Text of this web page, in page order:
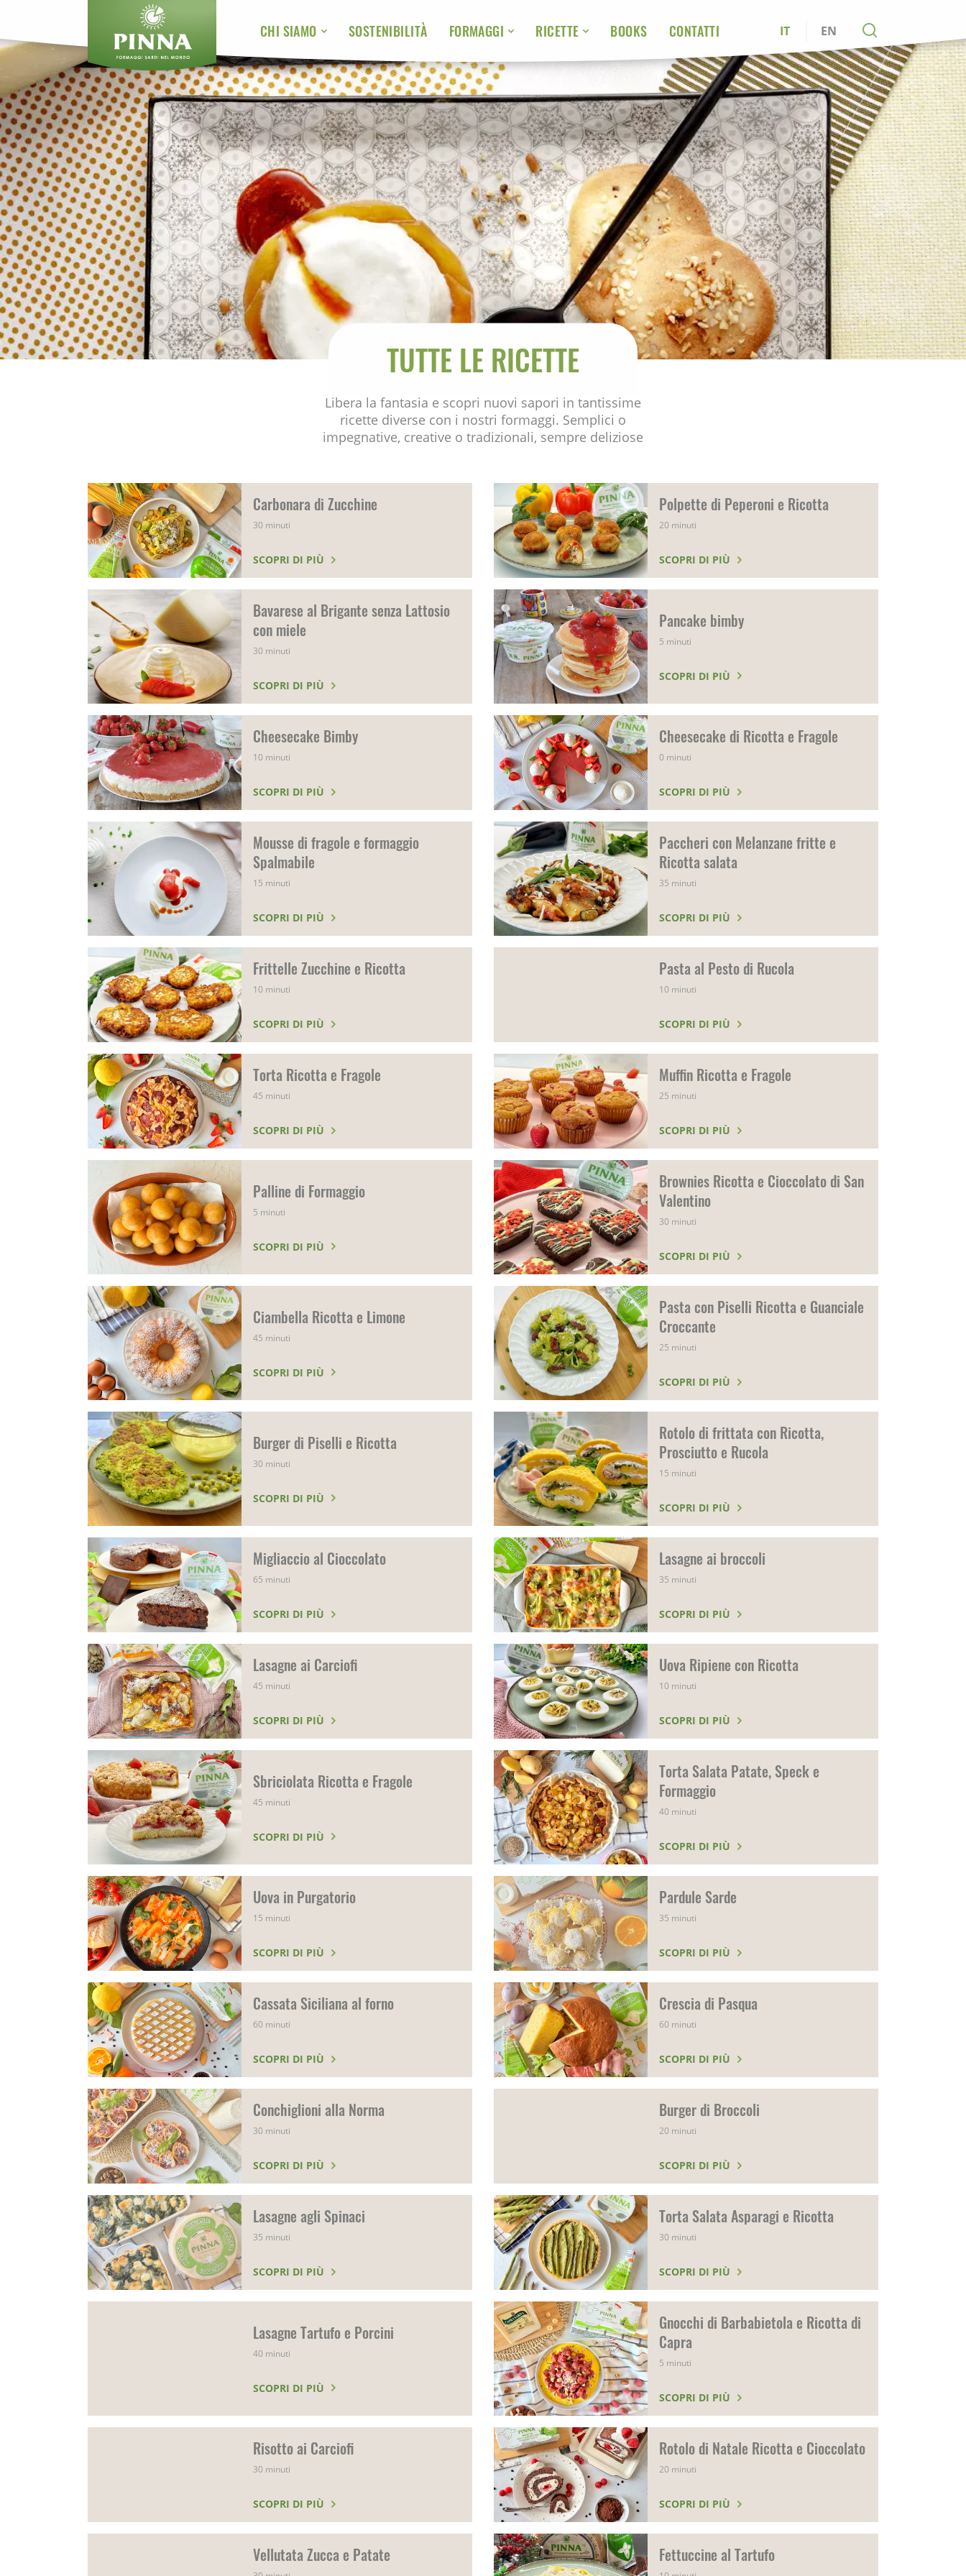
CHI SIAMO SOSTENIBILITÀ FORMAGGI RICETTE BOOKS CONTATTI IT EN
TUTTE LE RICETTE
Libera la fantasia e scopri nuovi sapori in tantissime
ricette diverse con i nostri formaggi. Semplici o
impegnative, creative o tradizionali, sempre deliziose
Carbonara di Zucchine
30 minuti
SCOPRI DI PIÙ
Polpette di Peperoni e Ricotta
20 minuti
SCOPRI DI PIÙ
Bavarese al Brigante senza Lattosio
con miele
30 minuti
SCOPRI DI PIÙ
Pancake bimby
5 minuti
SCOPRI DI PIÙ
Cheesecake Bimby
10 minuti
SCOPRI DI PIÙ
Cheesecake di Ricotta e Fragole
0 minuti
SCOPRI DI PIÙ
Mousse di fragole e formaggio
Spalmabile
15 minuti
SCOPRI DI PIÙ
Paccheri con Melanzane fritte e
Ricotta salata
35 minuti
SCOPRI DI PIÙ
Frittelle Zucchine e Ricotta
10 minuti
SCOPRI DI PIÙ
Pasta al Pesto di Rucola
10 minuti
SCOPRI DI PIÙ
Torta Ricotta e Fragole
45 minuti
SCOPRI DI PIÙ
Muffin Ricotta e Fragole
25 minuti
SCOPRI DI PIÙ
Palline di Formaggio
5 minuti
SCOPRI DI PIÙ
Brownies Ricotta e Cioccolato di San
Valentino
30 minuti
SCOPRI DI PIÙ
Ciambella Ricotta e Limone
45 minuti
SCOPRI DI PIÙ
Pasta con Piselli Ricotta e Guanciale
Croccante
25 minuti
SCOPRI DI PIÙ
Burger di Piselli e Ricotta
30 minuti
SCOPRI DI PIÙ
Rotolo di frittata con Ricotta,
Prosciutto e Rucola
15 minuti
SCOPRI DI PIÙ
Migliaccio al Cioccolato
65 minuti
SCOPRI DI PIÙ
Lasagne ai broccoli
35 minuti
SCOPRI DI PIÙ
Lasagne ai Carciofi
45 minuti
SCOPRI DI PIÙ
Uova Ripiene con Ricotta
10 minuti
SCOPRI DI PIÙ
Sbriciolata Ricotta e Fragole
45 minuti
SCOPRI DI PIÙ
Torta Salata Patate, Speck e
Formaggio
40 minuti
SCOPRI DI PIÙ
Uova in Purgatorio
15 minuti
SCOPRI DI PIÙ
Pardule Sarde
35 minuti
SCOPRI DI PIÙ
Cassata Siciliana al forno
60 minuti
SCOPRI DI PIÙ
Crescia di Pasqua
60 minuti
SCOPRI DI PIÙ
Conchiglioni alla Norma
30 minuti
SCOPRI DI PIÙ
Burger di Broccoli
20 minuti
SCOPRI DI PIÙ
Lasagne agli Spinaci
35 minuti
SCOPRI DI PIÙ
Torta Salata Asparagi e Ricotta
30 minuti
SCOPRI DI PIÙ
Lasagne Tartufo e Porcini
40 minuti
SCOPRI DI PIÙ
Gnocchi di Barbabietola e Ricotta di
Capra
5 minuti
SCOPRI DI PIÙ
Risotto ai Carciofi
30 minuti
SCOPRI DI PIÙ
Rotolo di Natale Ricotta e Cioccolato
20 minuti
SCOPRI DI PIÙ
Vellutata Zucca e Patate Fettuccine al Tartufo